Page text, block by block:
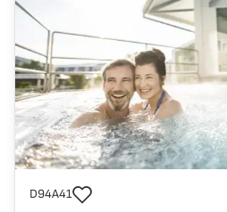
Reisecode
D94A41